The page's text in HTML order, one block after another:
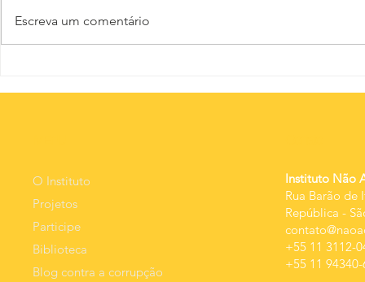
-
Escreva um comentário
O Instituto
Projetos
Participe
Biblioteca
Blog contra a corrupção
Instituto Não
Rua Barão de
República -
+55 11 3112-
+55 11